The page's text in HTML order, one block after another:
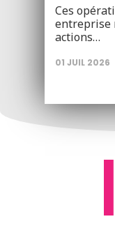
Ces
entreprise
actions…
01 JUIL 2026